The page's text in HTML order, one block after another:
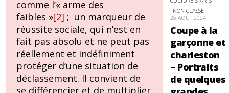
comme l’« arme des
faibles »[2] ; un marqueur de
réussite sociale, qui n’est en
fait pas absolu et ne peut pas
réellement et indéfiniment
protéger d’une situation de
déclassement. Il convient de
se différencier et de multiplier
NON CLASSÉ
25 AOÛT 2024
Coupe à la
garçonne et
charleston
– Portraits
de quelques